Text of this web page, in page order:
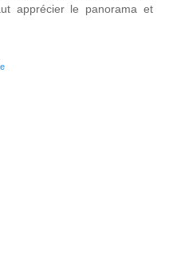
apprécier le panorama et